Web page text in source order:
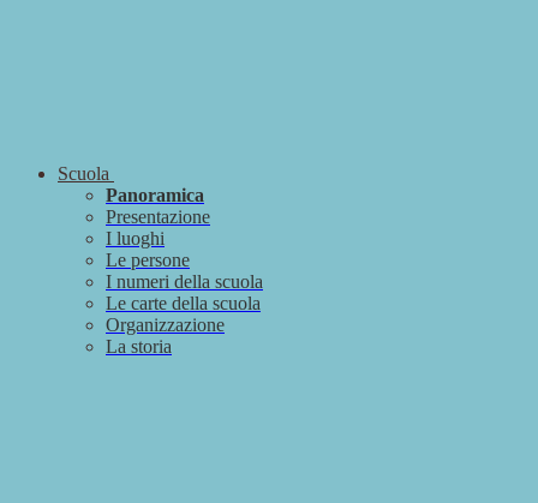
Scuola
Panoramica
Presentazione
I luoghi
Le persone
I numeri della scuola
Le carte della scuola
Organizzazione
La storia